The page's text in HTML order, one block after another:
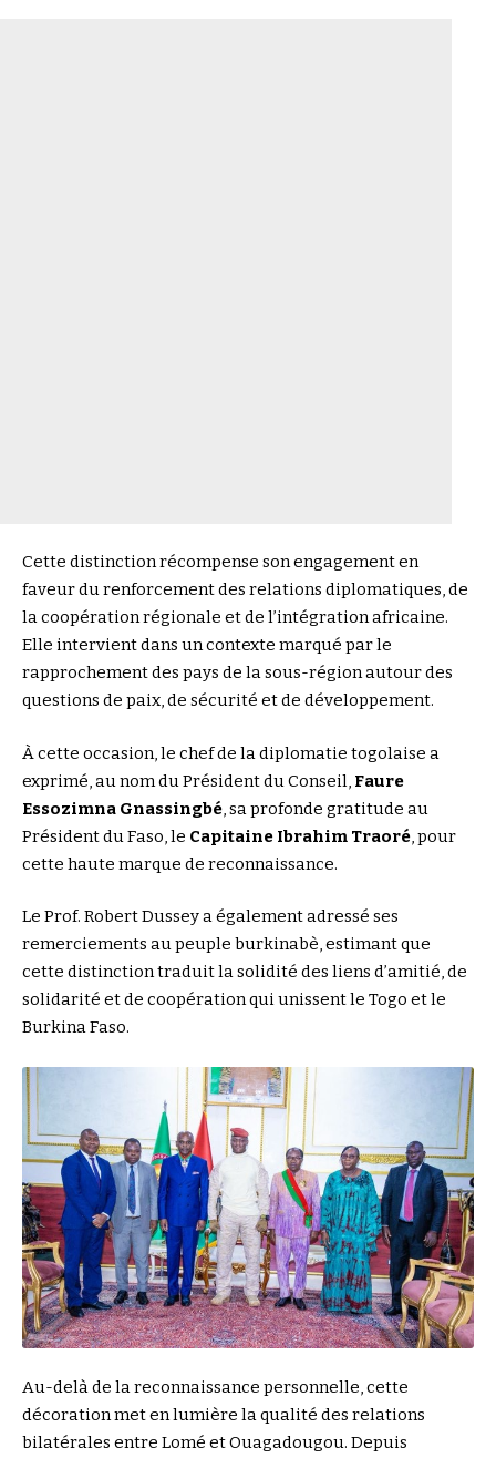
Cette distinction récompense son engagement en
faveur du renforcement des relations diplomatiques, de
la coopération régionale et de l’intégration africaine.
Elle intervient dans un contexte marqué par le
rapprochement des pays de la sous-région autour des
questions de paix, de sécurité et de développement.
À cette occasion, le chef de la diplomatie togolaise a
exprimé, au nom du Président du Conseil, Faure
Essozimna Gnassingbé, sa profonde gratitude au
Président du Faso, le Capitaine Ibrahim Traoré, pour
cette haute marque de reconnaissance.
Le Prof. Robert Dussey a également adressé ses
remerciements au peuple burkinabè, estimant que
cette distinction traduit la solidité des liens d’amitié, de
solidarité et de coopération qui unissent le Togo et le
Burkina Faso.
Au-delà de la reconnaissance personnelle, cette
décoration met en lumière la qualité des relations
bilatérales entre Lomé et Ouagadougou. Depuis